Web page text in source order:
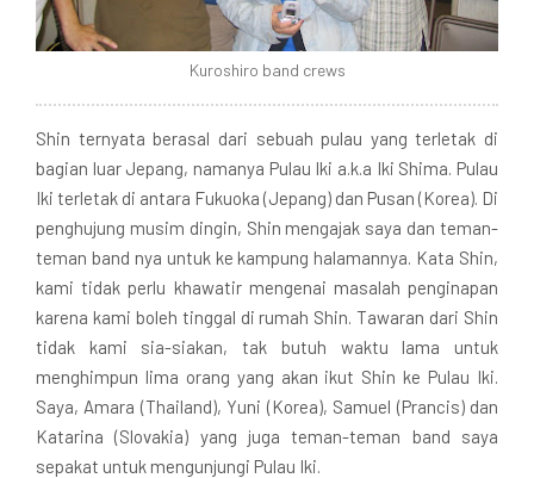
Kuroshiro band crews
Shin ternyata berasal dari sebuah pulau yang terletak di
bagian luar Jepang, namanya Pulau Iki a.k.a Iki Shima. Pulau
Iki terletak di antara Fukuoka (Jepang) dan Pusan (Korea). Di
penghujung musim dingin, Shin mengajak saya dan teman-
teman band nya untuk ke kampung halamannya. Kata Shin,
kami tidak perlu khawatir mengenai masalah penginapan
karena kami boleh tinggal di rumah Shin. Tawaran dari Shin
tidak kami sia-siakan, tak butuh waktu lama untuk
menghimpun lima orang yang akan ikut Shin ke Pulau Iki.
Saya, Amara (Thailand), Yuni (Korea), Samuel (Prancis) dan
Katarina (Slovakia) yang juga teman-teman band saya
sepakat untuk mengunjungi Pulau Iki.